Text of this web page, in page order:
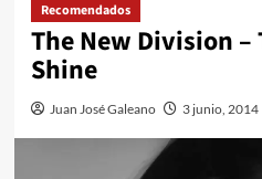
Recomendados
The New Division –
Shine
Juan José Galeano 3 junio, 2014